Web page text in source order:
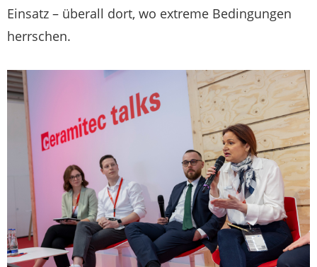
Einsatz – überall dort, wo extreme Bedingungen
herrschen.